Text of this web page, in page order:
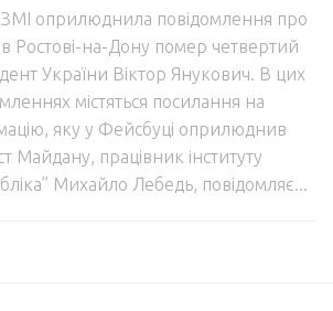
оприлюднила повідомлення про
Ростові-на-Дону помер четвертий
України Віктор Янукович. В цих
містяться посилання на
яку у Фейсбуці оприлюднив
Майдану, працівник інституту
Михайло Лебедь, повідомляє...